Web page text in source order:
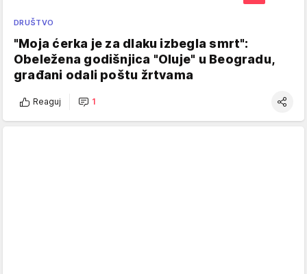
DRUŠTVO
"Moja ćerka je za dlaku izbegla smrt":
Obeležena godišnjica "Oluje" u Beogradu,
građani odali poštu žrtvama
Reaguj 1